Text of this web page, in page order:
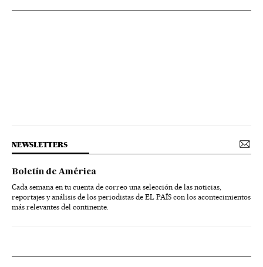
NEWSLETTERS
Boletín de América
Cada semana en tu cuenta de correo una selección de las noticias,
reportajes y análisis de los periodistas de EL PAÍS con los acontecimientos
más relevantes del continente.